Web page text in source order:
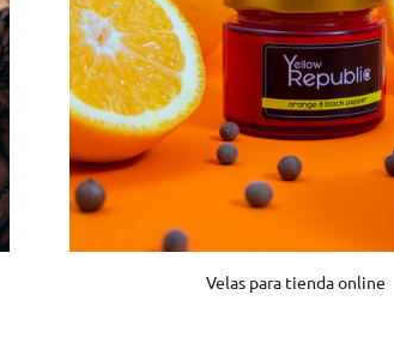
Velas para tienda online